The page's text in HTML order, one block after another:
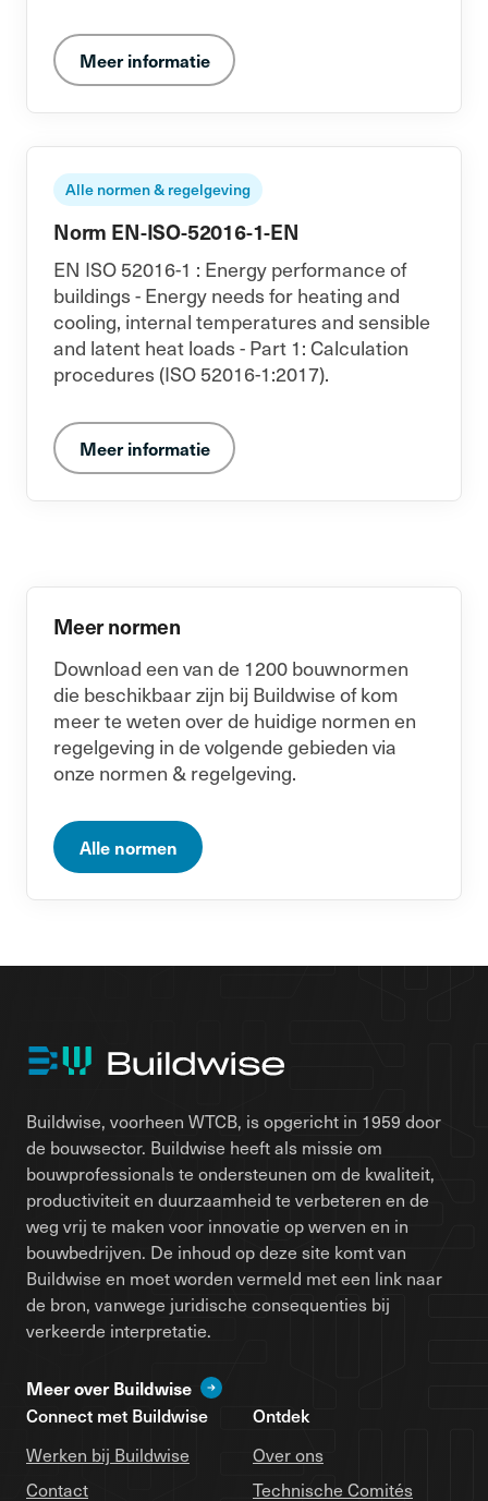
Meer informatie
Alle normen & regelgeving
Norm EN-ISO-52016-1-EN
EN ISO 52016-1 : Energy performance of
buildings - Energy needs for heating and
cooling, internal temperatures and sensible
and latent heat loads - Part 1: Calculation
procedures (ISO 52016-1:2017).
Meer informatie
Meer normen
Download een van de 1200 bouwnormen
die beschikbaar zijn bij Buildwise of kom
meer te weten over de huidige normen en
regelgeving in de volgende gebieden via
onze normen & regelgeving.
Alle normen
Buildwise, voorheen WTCB, is opgericht in 1959 door
de bouwsector. Buildwise heeft als missie om
bouwprofessionals te ondersteunen om de kwaliteit,
productiviteit en duurzaamheid te verbeteren en de
weg vrij te maken voor innovatie op werven en in
bouwbedrijven. De inhoud op deze site komt van
Buildwise en moet worden vermeld met een link naar
de bron, vanwege juridische consequenties bij
verkeerde interpretatie.
Meer over Buildwise
Connect met Buildwise
Werken bij Buildwise
Contact
Ontdek
Over ons
Technische Comités